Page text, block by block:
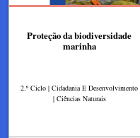
Proteção da biodiversidade
marinha
2.º Ciclo | Cidadania E Desenvolvimento
| Ciências Naturais